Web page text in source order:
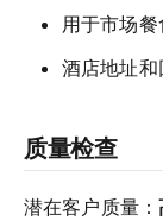
用于市场餐
酒店地址和
质量检查
潜在客户质量：